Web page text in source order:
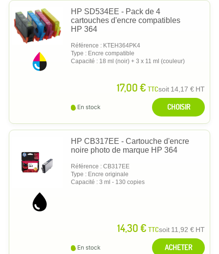
HP SD534EE - Pack de 4
cartouches d'encre compatibles
HP 364
Référence : KTEH364PK4
Type : Encre compatible
Capacité : 18 ml (noir) + 3 x 11 ml (couleur)
17,00 € TTCsoit 14,17 € HT
En stock CHOISIR
HP CB317EE - Cartouche d'encre
noire photo de marque HP 364
Référence : CB317EE
Type : Encre originale
Capacité : 3 ml - 130 copies
14,30 € TTCsoit 11,92 € HT
En stock ACHETER